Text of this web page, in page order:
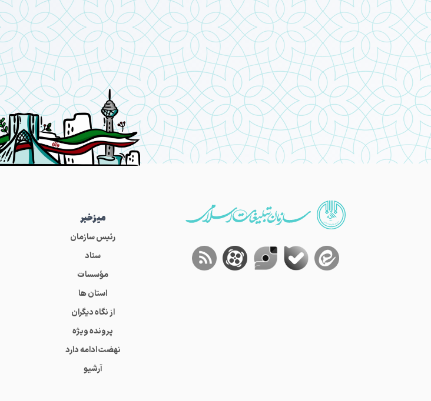
میز‌خبر
رئیس سازمان
ستاد
مؤسسات
استان ها
از نگاه دیگران
پرونده ویژه
نهضت ادامه دارد
آرشیو